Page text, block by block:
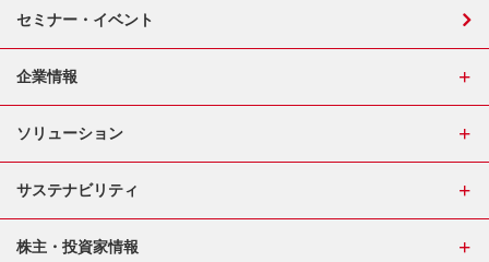
セミナー・イベント
企業情報
ソリューション
サステナビリティ
株主・投資家情報